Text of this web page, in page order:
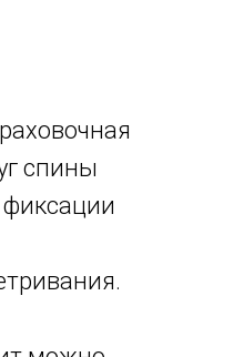
спины